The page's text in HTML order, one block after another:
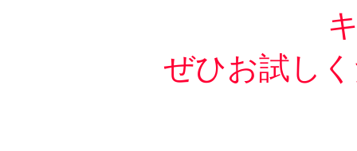
ぜひお試し